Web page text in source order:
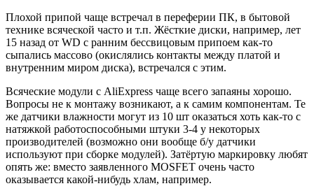
Плохой припой чаще встречал в переферии ПК, в бытовой
технике всяческой часто и т.п. Жёсткие диски, например, лет
15 назад от WD с ранним бессвицовым припоем как-то
сыпались массово (окислялись контакты между платой и
внутренним миром диска), встречался с этим.
Всяческие модули с AliExpress чаще всего запаяны хорошо.
Вопросы не к монтажу возникают, а к самим компонентам. Те
же датчики влажности могут из 10 шт оказаться хоть как-то с
натяжкой работоспособными штуки 3-4 у некоторых
производителей (возможно они вообще б/у датчики
используют при сборке модулей). Затёртую маркировку любят
опять же: вместо заявленного MOSFET очень часто
оказывается какой-нибудь хлам, например.